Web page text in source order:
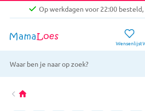
Op werkdagen voor 22:00
Gratis verzending vanaf
Op werkdagen voor 22:00 besteld,
Wensenlijst